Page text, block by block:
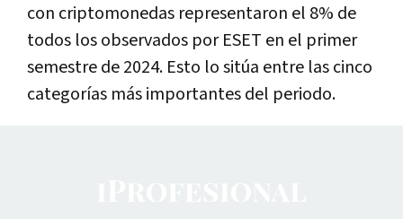
con criptomonedas representaron el 8% de
todos los observados por ESET en el primer
semestre de 2024. Esto lo sitúa entre las cinco
categorías más importantes del periodo.